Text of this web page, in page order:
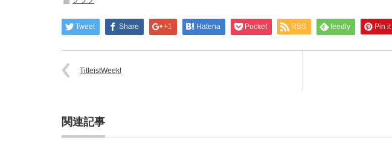
Tweet Share +1 Hatena Pocket RSS feedly Pin it
TitleistWeek!
関連記事